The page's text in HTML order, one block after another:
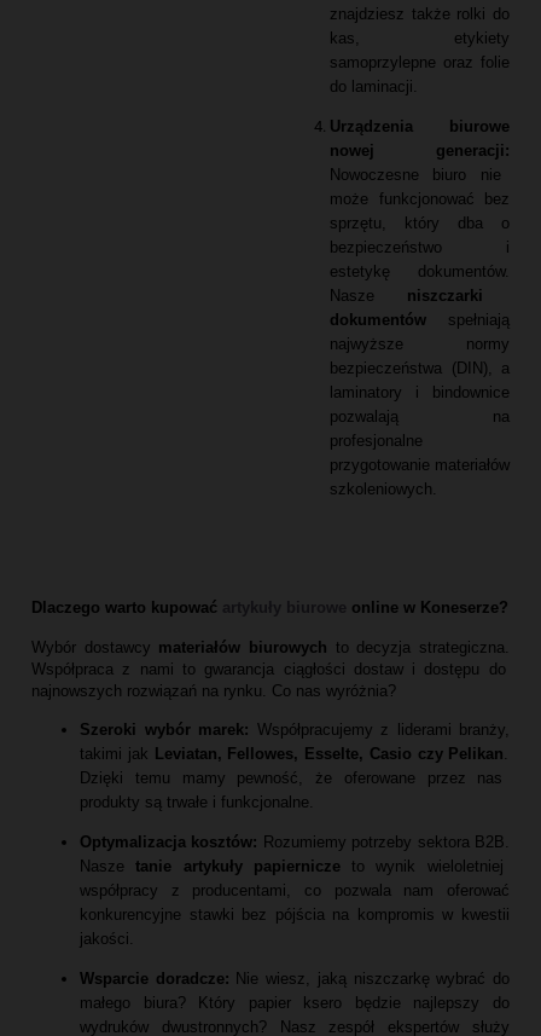
znajdziesz także rolki do
kas,
etykiety
samoprzylepne oraz folie
do laminacji.
Urządzenia biurowe
nowej generacji:
Nowoczesne biuro nie
może funkcjonować bez
sprzętu,
który dba o
bezpieczeństwo i
estetykę dokumentów.
Nasze niszczarki
dokumentów spełniają
najwyższe normy
bezpieczeństwa (DIN),
a
laminatory i bindownice
pozwalają na
profesjonalne
przygotowanie materiałów
szkoleniowych.
Dlaczego warto kupować artykuły biurowe online w Koneserze?
Wybór dostawcy materiałów biurowych to decyzja strategiczna.
Współpraca z nami to gwarancja ciągłości dostaw i dostępu do
najnowszych rozwiązań na rynku.
Co nas wyróżnia?
Szeroki wybór marek: Współpracujemy z liderami branży,
takimi jak Leviatan, Fellowes, Esselte, Casio czy Pelikan
Dzięki temu mamy pewność,
że oferowane przez nas
produkty są trwałe i funkcjonalne.
Optymalizacja kosztów: Rozumiemy potrzeby sektora B2B.
Naszetanie artykuły papierniczeto wynik wieloletniej
współpracy z producentami,
co pozwala nam oferować
konkurencyjne stawki bez pójścia na kompromis w kwestii
jakości.
Wsparcie doradcze: Nie wiesz,
jaką niszczarkę wybrać do
małego biura?Który papier ksero będzie najlepszy do
wydruków dwustronnych?Nasz zespół ekspertów służy